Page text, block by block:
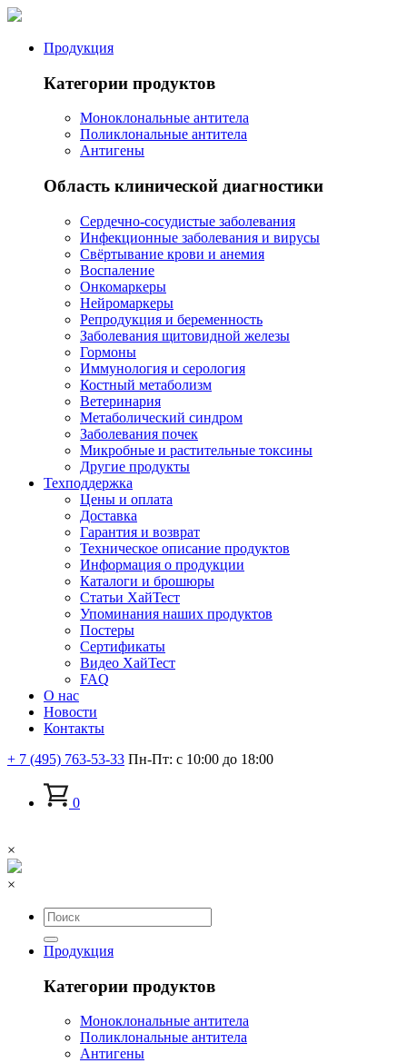
Продукция
Категории продуктов
Моноклональные антитела
Поликлональные антитела
Антигены
Область клинической диагностики
Сердечно-сосудистые заболевания
Инфекционные заболевания и вирусы
Свёртывание крови и анемия
Воспаление
Онкомаркеры
Нейромаркеры
Репродукция и беременность
Заболевания щитовидной железы
Гормоны
Иммунология и серология
Костный метаболизм
Ветеринария
Метаболический синдром
Заболевания почек
Микробные и растительные токсины
Другие продукты
Техподдержка
Цены и оплата
Доставка
Гарантия и возврат
Техническое описание продуктов
Информация о продукции
Каталоги и брошюры
Статьи ХайТест
Упоминания наших продуктов
Постеры
Сертификаты
Видео ХайТест
FAQ
О нас
Новости
Контакты
+ 7 (495) 763-53-33 Пн-Пт: с 10:00 до 18:00
0
×
×
Продукция
Категории продуктов
Моноклональные антитела
Поликлональные антитела
Антигены